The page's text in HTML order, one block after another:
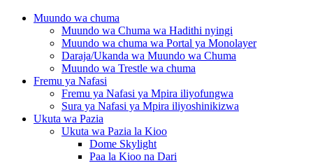
Muundo wa chuma
Muundo wa Chuma wa Hadithi nyingi
Muundo wa chuma wa Portal ya Monolayer
Daraja/Ukanda wa Muundo wa Chuma
Muundo wa Trestle wa chuma
Fremu ya Nafasi
Fremu ya Nafasi ya Mpira iliyofungwa
Sura ya Nafasi ya Mpira iliyoshinikizwa
Ukuta wa Pazia
Ukuta wa Pazia la Kioo
Dome Skylight
Paa la Kioo na Dari